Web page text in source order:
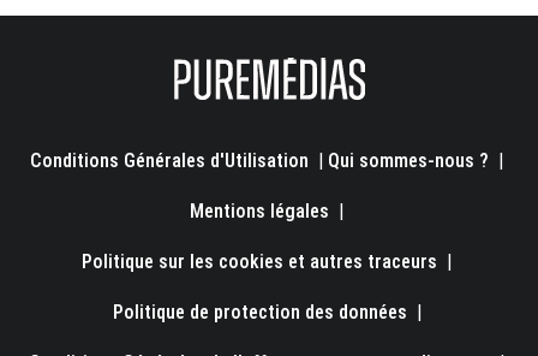
Conditions Générales d'Utilisation | Qui sommes-nous ? |
Mentions légales |
Politique sur les cookies et autres traceurs |
Politique de protection des données |